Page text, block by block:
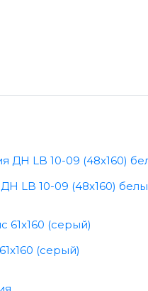
LB 10-09 (48x160)
(серый)